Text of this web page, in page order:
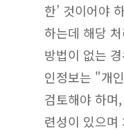
한’ 것이어야
하는데 해당
방법이 없는
인정보는 "개
검토해야 하
련성이 있으며